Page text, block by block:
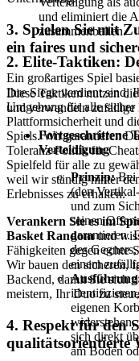
und eliminiert die
zusammenballen.
2. Elite-Taktiken:
Diese Taktiken nutzen
und verwandeln
Fortgeschrittene
Verteidigung
Prinzip:Bei
(den
und zum
seinen
garantieren.
des
einem
eigenen
widerstehen,
sich direkt
am Boden
3. Spielen Sie mit
ein faires und
Ein großartiges Spiel
Ihre Siege verdient sind,
Umgebung für alle
Plattformsicherheit und
Spiels. Wir garantieren
Toleranz-Politik für
Spielfeld für alle zu
weil wir ständig hinter
Erlebnisses zu erhalten.
Verankern Sie es im
Basket Randomund
Fähigkeiten gegen echte
Wir bauen den sicheren,
Backend, damit Sie sich
meistern, Ihr Duo zu
4. Respekt für den
qualitätsorientierte